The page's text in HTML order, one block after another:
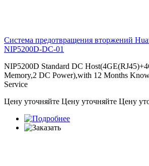
Система предотвращения вторжений
NIP5200D-DC-01
NIP5200D Standard DC
Memory,2 DC Power),with 12 Months
Service
Цену уточняйте Цену уточняйте Цену